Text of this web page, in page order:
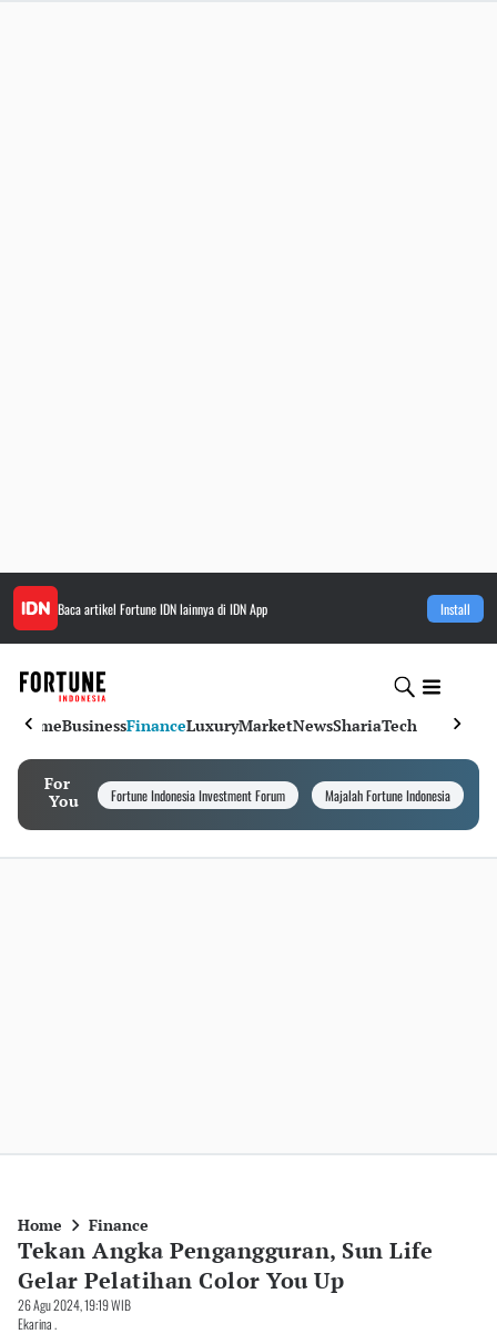
Baca artikel Fortune IDNlainnya di IDN App Install
HomeBusinessFinanceLuxuryMarketNewsShariaTech
For
You
Fortune Indonesia Investment Forum Majalah Fortune Indonesia
Home Finance
Tekan Angka Pengangguran, Sun Life
Gelar Pelatihan Color You Up
26 Agu 2024, 19:19 WIB
Ekarina .